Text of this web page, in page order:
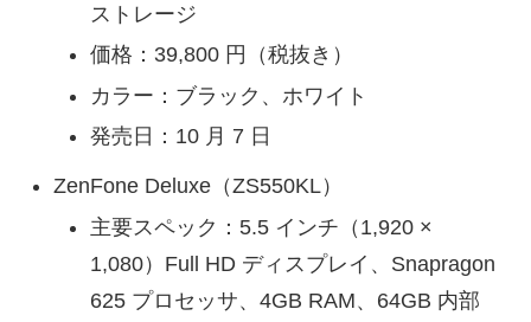
ストレージ
価格：39,800 円（税抜き）
カラー：ブラック、ホワイト
発売日：10 月 7 日
ZenFone Deluxe（ZS550KL）
主要スペック：5.5 インチ（1,920 ×
1,080）Full HD ディスプレイ、Snapragon
625 プロセッサ、4GB RAM、64GB 内部